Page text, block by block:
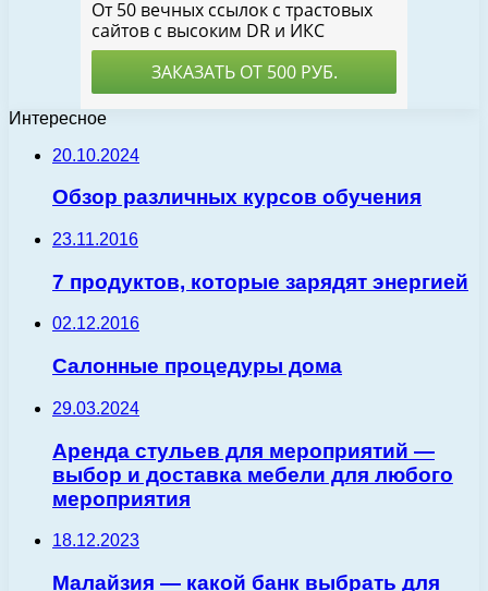
Интересное
20.10.2024
Обзор различных курсов обучения
23.11.2016
7 продуктов, которые зарядят энергией
02.12.2016
Салонные процедуры дома
29.03.2024
Аренда стульев для мероприятий —
выбор и доставка мебели для любого
мероприятия
18.12.2023
Малайзия — какой банк выбрать для